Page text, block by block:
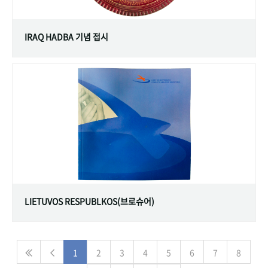
IRAQ HADBA 기념 접시
LIETUVOS RESPUBLKOS(브로슈어)
1 2 3 4 5 6 7 8